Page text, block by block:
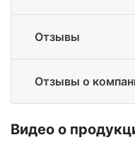
Отзывы
Отзывы о
Ви­део о